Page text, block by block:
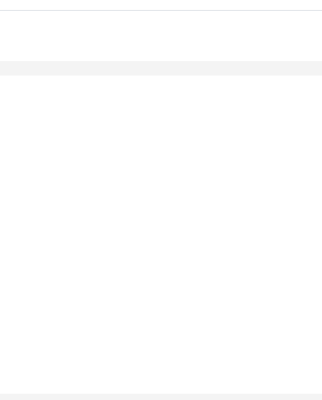
bổ ích cùng những trải nghiệm thật tuyệt vời,